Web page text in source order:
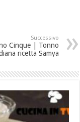
Successivo
Cinque | Tonno
ricetta Samya